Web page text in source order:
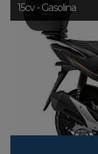
15cv - Gasolina